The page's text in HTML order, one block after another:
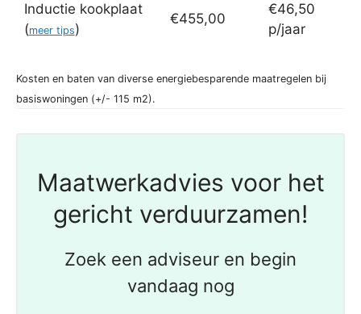
Inductie kookplaat
(meer tips)
€455,00
€46,50
p/jaar
Kosten en baten van diverse energiebesparende maatregelen bij
basiswoningen (+/- 115 m2).
Maatwerkadvies voor het
gericht verduurzamen!
Zoek een adviseur en begin
vandaag nog